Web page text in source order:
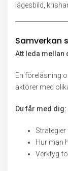
lägesbild,
Samverkan
Att leda mellan
En föreläsning
aktörer med
Du får med dig:
Hur man
Verktyg